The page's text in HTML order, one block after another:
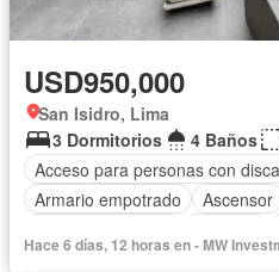
USD950,000
San Isidro, Lima
3 Dormitorios
4 Baños
Acceso para personas con
Armario empotrado
Ascensor
Sin amoblar
Hace 6 días, 12 horas en - MW